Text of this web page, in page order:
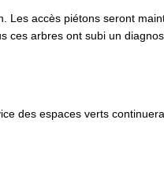
Les accès piétons seront
ces arbres ont subi un
des espaces verts